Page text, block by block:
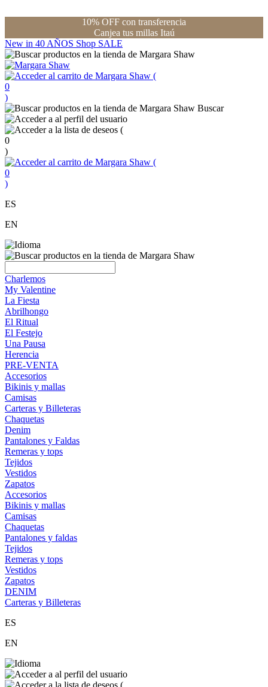
10% OFF con transferencia
Canjea tus millas Itaú
New in 40 AÑOS Shop SALE
(
0
)
Buscar
(
0
)
(
0
)
ES
EN
Charlemos
My Valentine
La Fiesta
Abrilhongo
El Ritual
El Festejo
Una Pausa
Herencia
PRE-VENTA
Accesorios
Bikinis y mallas
Camisas
Carteras y Billeteras
Chaquetas
Denim
Pantalones y Faldas
Remeras y tops
Tejidos
Vestidos
Zapatos
Accesorios
Bikinis y mallas
Camisas
Chaquetas
Pantalones y faldas
Tejidos
Remeras y tops
Vestidos
Zapatos
DENIM
Carteras y Billeteras
ES
EN
(